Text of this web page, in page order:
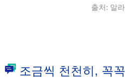
출처: 알라
조금씩 천천히, 꼭